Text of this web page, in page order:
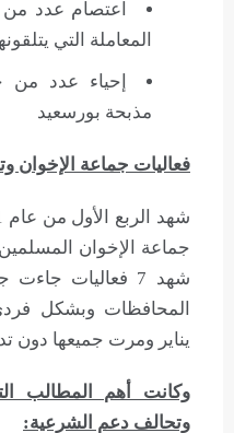
اعتصام عدد من
المعاملة التي
إحياء عدد من
مذبحة بورسعيد
فعاليات جماعة الإخوان
جماعة الإخوان
شهد 7 فعاليات
يناير ومرت جميعها دون
وكانت أهم المطالب
وتحالف دعم الشرعية: